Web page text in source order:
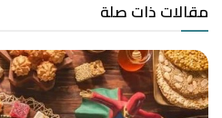
مقالات ذات صلة